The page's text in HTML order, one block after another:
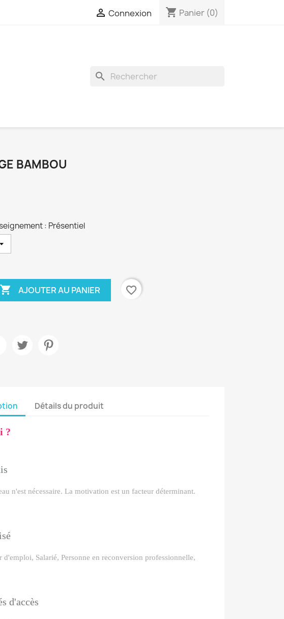
 Connexion shopping_cart Panier (0)
search
BAMBOU
: Présentiel
 AJOUTER AU PANIER favorite_border
Détails du produit
?
n'est nécessaire. La motivation est un facteur déterminant.
d'emploi, Salarié, Personne en reconversion professionnelle,
d'accès